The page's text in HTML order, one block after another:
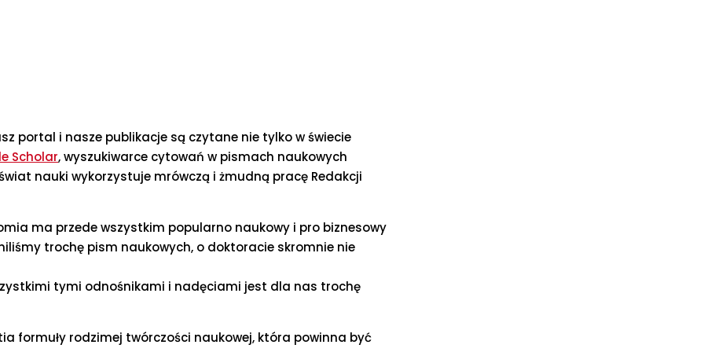
portal i nasze publikacje są czytane nie tylko w świecie
Scholar, wyszukiwarce cytowań w pismach naukowych
nauki wykorzystuje mrówczą i żmudną pracę Redakcji
ma przede wszystkim popularno naukowy i pro biznesowy
trochę pism naukowych, o doktoracie skromnie nie
tymi odnośnikami i nadęciami jest dla nas trochę
formuły rodzimej twórczości naukowej, która powinna być